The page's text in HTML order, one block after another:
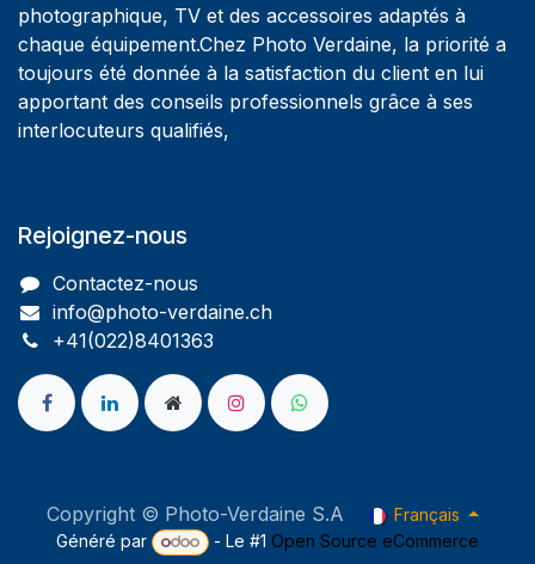
photographique, TV et des accessoires adaptés à
chaque équipement.Chez Photo Verdaine, la priorité a
toujours été donnée à la satisfaction du client en lui
apportant des conseils professionnels grâce à ses
interlocuteurs qualifiés,
Rejoignez-nous
Contactez-nous
info@photo-verdaine.ch​
​​+41(022)8401363
Copyright © Photo-Verdaine S.A
Français
Généré par
- Le #1 Open Source eCommerce